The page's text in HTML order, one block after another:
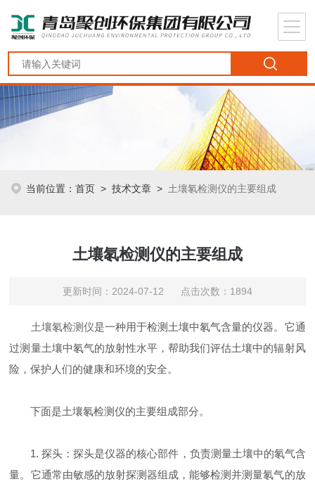
当前位置：首页 >技术文章 > 土壤氡检测仪的主要组成
土壤氡检测仪的主要组成
更新时间：2024-07-12 点击次数：1894
土壤氡检测仪是一种用于检测土壤中氡气含量的仪器。它通
过测量土壤中氡气的放射性水平，帮助我们评估土壤中的辐射风
险，保护人们的健康和环境的安全。
下面是土壤氡检测仪的主要组成部分。
1. 探头：探头是仪器的核心部件，负责测量土壤中的氡气含
量。它通常由敏感的放射探测器组成，能够检测并测量氡气的放